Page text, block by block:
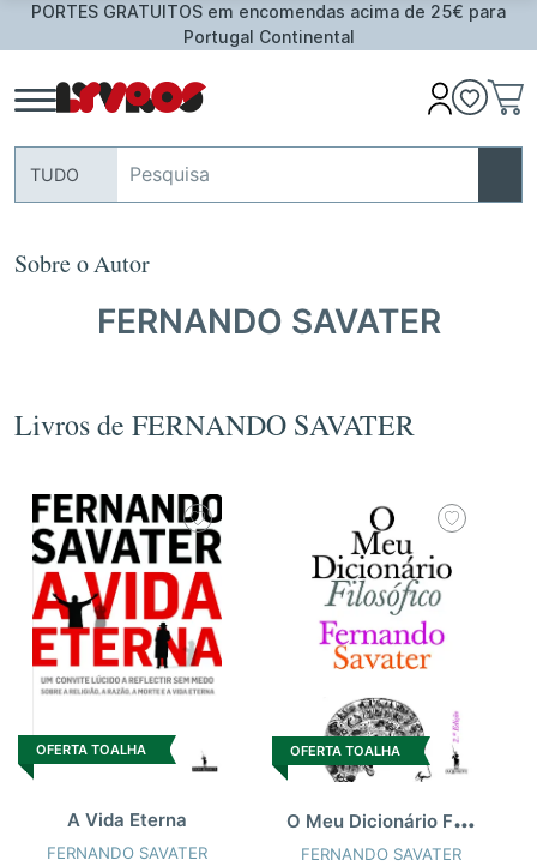
PORTES GRATUITOS em encomendas acima de 25€ para
Portugal Continental
TUDO
Sobre o Autor
FERNANDO SAVATER
Livros de FERNANDO SAVATER
OFERTA TOALHA
A Vida Eterna
FERNANDO SAVATER
OFERTA TOALHA
O
Meu Dicionário Filosófico - 2ª Ed
FERNANDO SAVATER